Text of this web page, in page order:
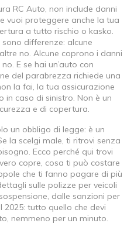
RC Auto, non include danni
vuoi proteggere anche la tua
a tutto rischio o kasko.
differenze: alcune
no. Alcune coprono i danni
E se hai un’auto con
del parabrezza richiede una
la fai, la tua assicurazione
in caso di sinistro. Non è un
e di copertura.
un obbligo di legge: è un
la scelgi male, ti ritrovi senza
Ecco perché qui trovi
copre, cosa ti può costare
che ti fanno pagare di più
sulle polizze per veicoli
dalle sanzioni per
tutto quello che devi
nemmeno per un minuto.